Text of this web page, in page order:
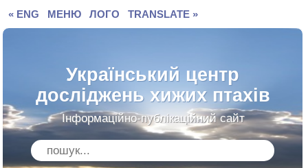
« ENG МЕНЮ ЛОГО TRANSLATE »
Український центр
досліджень хижих птахів
Інформаційно-публікаційний сайт